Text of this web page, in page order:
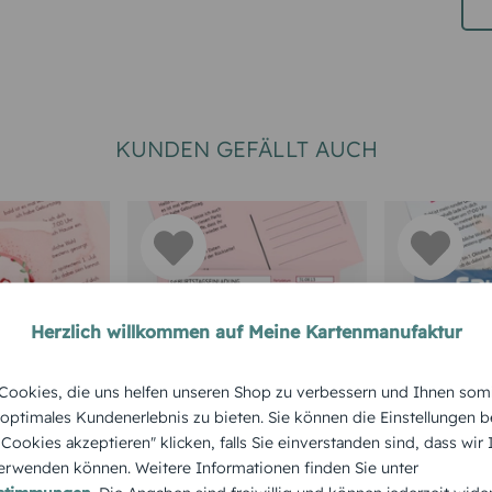
KUNDEN GEFÄLLT AUCH
50.
Geburtstagseinladun
g Partyrezept
50.
Herzlich willkommen auf Meine Kartenmanufaktur
die uns helfen unseren Shop zu verbessern und Ihnen
Kundenerlebnis zu bieten. Sie können die Einstellungen
akzeptieren" klicken, falls Sie einverstanden sind, dass
können. Weitere Informationen finden Sie unter